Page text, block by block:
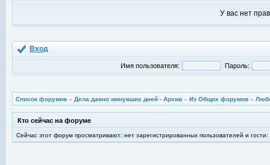
У вас нет
Вход
Имя пользователя: Пароль:
Список форумов » Дела давно минувших дней - Архив » Из Общих форумов »
Кто сейчас на форуме
Сейчас этот форум просматривают: нет зарегистрированных пользователей и гости: